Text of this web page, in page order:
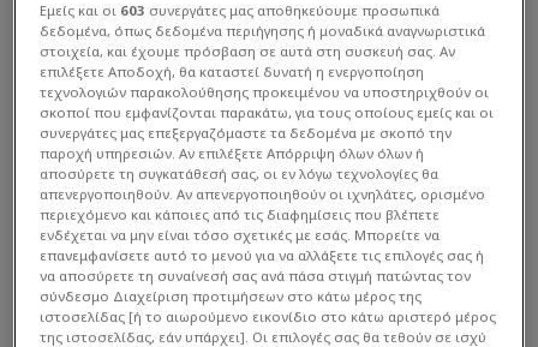
Σε μία ακόμη σημαντική μεταγραφή προχώρησε η
ΚΑΕ ΠΑΟΚ, καθώς το πρωί της Κυριακής
ανακοίνωσε την απόκτηση του Στέφεν Μπράουν
Εμείς και οι 603 συνεργάτες μας αποθηκεύουμε προσωπικά
δεδομένα, όπως δεδομένα περιήγησης ή μοναδικά αναγνωριστικά
στοιχεία, και έχουμε πρόσβαση σε αυτά στη συσκευή σας. Αν
επιλέξετε Αποδοχή, θα καταστεί δυνατή η ενεργοποίηση
τεχνολογιών παρακολούθησης προκειμένου να υποστηριχθούν οι
σκοποί που εμφανίζονται παρακάτω, για τους οποίους εμείς και οι
συνεργάτες μας επεξεργαζόμαστε τα δεδομένα με σκοπό την
παροχή υπηρεσιών. Αν επιλέξετε Απόρριψη όλων όλων ή
αποσύρετε τη συγκατάθεσή σας, οι εν λόγω τεχνολογίες θα
απενεργοποιηθούν. Αν απενεργοποιηθούν οι ιχνηλάτες, ορισμένο
περιεχόμενο και κάποιες από τις διαφημίσεις που βλέπετε
ενδέχεται να μην είναι τόσο σχετικές με εσάς. Μπορείτε να
επανεμφανίσετε αυτό το μενού για να αλλάξετε τις επιλογές σας ή
να αποσύρετε τη συναίνεσή σας ανά πάσα στιγμή πατώντας τον
σύνδεσμο Διαχείριση προτιμήσεων στο κάτω μέρος της
ιστοσελίδας [ή το αιωρούμενο εικονίδιο στο κάτω αριστερό μέρος
της ιστοσελίδας, εάν υπάρχει]. Οι επιλογές σας θα τεθούν σε ισχύ